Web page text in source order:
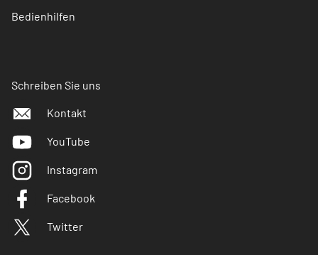
Bedienhilfen
Schreiben Sie uns
Kontakt
YouTube
Instagram
Facebook
Twitter